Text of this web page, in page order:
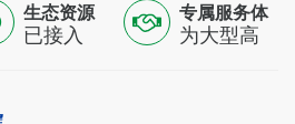
生态资源
已接入
专属服务体
验
为大型高